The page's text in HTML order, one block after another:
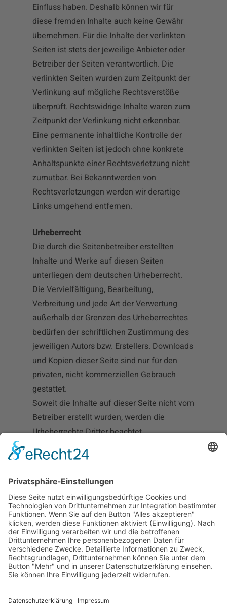
Einfluss haben. Deshalb können wir für
diese fremden Inhalte auch keine Gewähr
übernehmen. Für die Inhalte der verlinkten
Seiten ist stets der jeweilige Anbieter oder
Betreiber der Seiten verantwortlich. Die
verlinkten Seiten wurden zum Zeitpunkt der
Verlinkung auf mögliche Rechtsverstöße
überprüft. Rechtswidrige Inhalte waren zum
Zeitpunkt der Verlinkung nicht erkennbar.
Eine permanente inhaltliche Kontrolle der
verlinkten Seiten ist jedoch ohne konkrete
Anhaltspunkte einer Rechtsverletzung nicht
zumutbar. Bei Bekanntwerden von
Rechtsverletzungen werden wir derartige
Links umgehend entfernen.
Urheberrecht
Die durch die Seitenbetreiber erstellten
Inhalte und Werke auf diesen Seiten
unterliegen dem deutschen Urheberrecht.
Die Vervielfältigung, Bearbeitung,
Verbreitung und jede Art der Verwertung
außerhalb der Grenzen des Urheberrechtes
bedürfen der schriftlichen Zustimmung des
jeweiligen Autors bzw. Erstellers. Downloads
und Kopien dieser Seite sind nur für den
privaten, nicht kommerziellen Gebrauch
gestattet.
Soweit die Inhalte auf dieser Seite nicht vom
Betreiber erstellt wurden, werden die
Urheberrechte Dritter beachtet.
Insbesondere werden Inhalte Dritter als
solche gekennzeichnet. Sollten Sie trotzdem
aufmerksam werden, bitten wir um einen
entsprechenden Hinweis. Bei
Bekanntwerden von Rechtsverletzungen
werden wir derartige Inhalte umgehend
entfernen.